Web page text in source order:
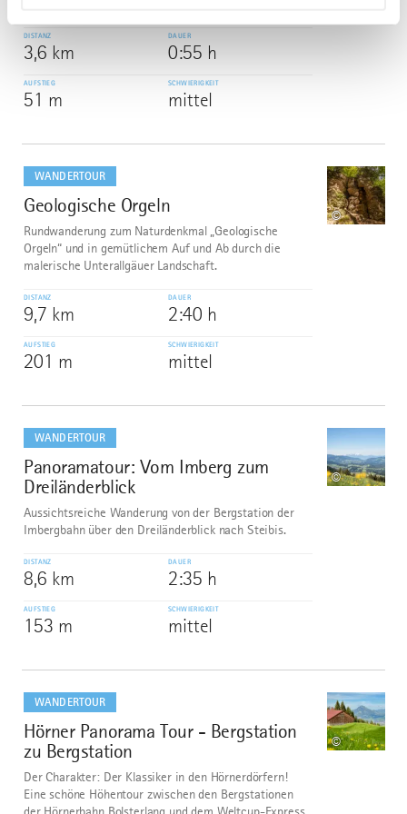
DISTANZ
3,6 km
DAUER
0:55 h
AUFSTIEG
51 m
SCHWIERIGKEIT
mittel
WANDERTOUR
6
Geologische Orgeln
©
Rundwanderung zum Naturdenkmal „Geologische
Orgeln“ und in gemütlichem Auf und Ab durch die
malerische Unterallgäuer Landschaft.
DISTANZ
9,7 km
DAUER
2:40 h
AUFSTIEG
201 m
SCHWIERIGKEIT
mittel
dazu
WANDERTOUR
7
Panoramatour: Vom Imberg zum
Dreiländerblick
©
Aussichtsreiche Wanderung von der Bergstation der
Imbergbahn über den Dreiländerblick nach Steibis.
DISTANZ
8,6 km
DAUER
2:35 h
AUFSTIEG
153 m
SCHWIERIGKEIT
mittel
dazu
WANDERTOUR
8
Hörner Panorama Tour - Bergstation
zu Bergstation
©
Der Charakter: Der Klassiker in den Hörnerdörfern!
Eine schöne Höhentour zwischen den Bergstationen
dazu